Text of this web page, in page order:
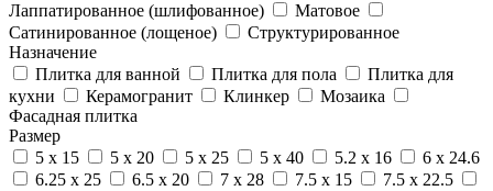
Лаппатированное (шлифованное)
Матовое
Сатинированное (лощеное)
Структурированное
Назначение
Плитка для ванной
Плитка для пола
Плитка для
кухни
Керамогранит Клинкер
Мозаика
Фасадная плитка
Размер
5 x 15
5 x 20 5 x 25 5 x 40 5.2 x 16
6 x 24.6
6.25 x 25
6.5 x 20 7 x 28 7.5 x 15
7.5 x 22.5